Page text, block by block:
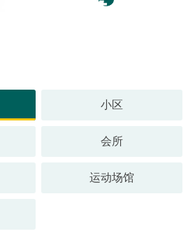
小区
会所
运动场馆